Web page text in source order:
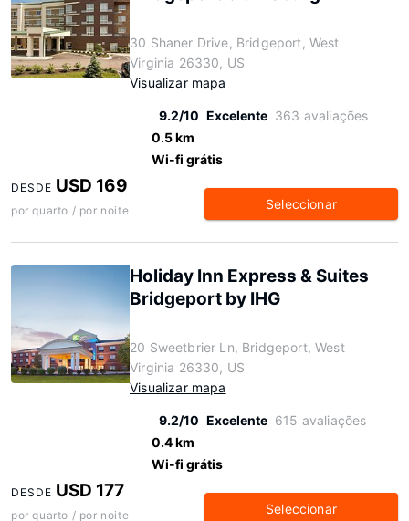
30 Shaner Drive, Bridgeport, West
Virginia 26330, US
Visualizar mapa
9.2/10 Excelente 363 avaliações
0.5 km
Wi-fi grátis
DESDE USD 169
por quarto / por noite Seleccionar
Holiday Inn Express & Suites
Bridgeport by IHG
20 Sweetbrier Ln, Bridgeport, West
Virginia 26330, US
Visualizar mapa
9.2/10 Excelente 615 avaliações
0.4 km
Wi-fi grátis
DESDE USD 177
por quarto / por noite Seleccionar